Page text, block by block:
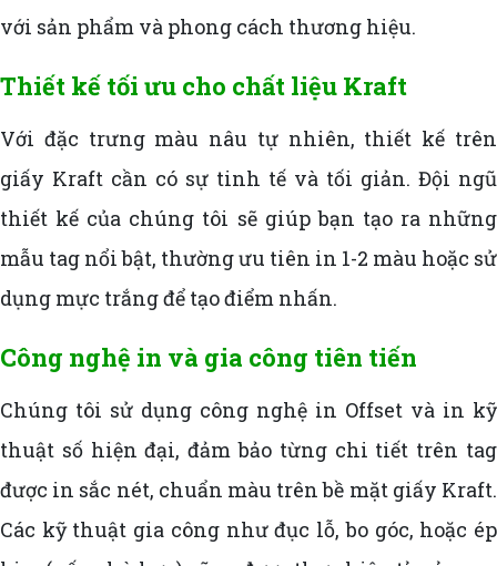
với sản phẩm và phong cách thương hiệu.
Thiết kế tối ưu cho chất liệu Kraft
Với đặc trưng màu nâu tự nhiên, thiết kế trên
giấy Kraft cần có sự tinh tế và tối giản. Đội ngũ
thiết kế của chúng tôi sẽ giúp bạn tạo ra những
mẫu tag nổi bật, thường ưu tiên in 1-2 màu hoặc sử
dụng mực trắng để tạo điểm nhấn.
Công nghệ in và gia công tiên tiến
Chúng tôi sử dụng công nghệ in Offset và in kỹ
thuật số hiện đại, đảm bảo từng chi tiết trên tag
được in sắc nét, chuẩn màu trên bề mặt giấy Kraft.
Các kỹ thuật gia công như đục lỗ, bo góc, hoặc ép